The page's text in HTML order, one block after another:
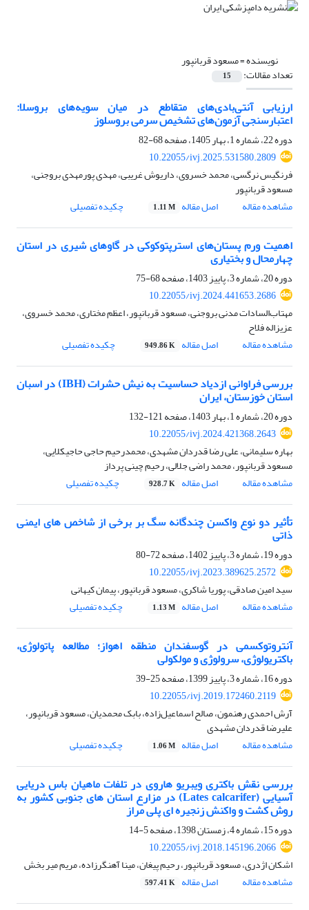
نویسنده =مسعود قربانپور
تعداد مقالات: 15
ارزیابی آنتی‌بادی‌های متقاطع در میان سویه‌های بروسلا:
اعتبارسنجی آزمون‌های تشخیص سرمی بروسلوز
دوره 22، شماره 1، بهار 1405، صفحه
68-82
10.22055/ivj.2025.531580.2809
فرنگیس نرگسی، محمد خسروی، داریوش غریبی، مهدی پورمهدی بروجنی،
مسعود قربانپور
مشاهده مقاله
اصل مقاله 1.11 M چکیده تفصیلی
اهمیت ورم پستان‌های استرپتوکوکی در گاوهای شیری در استان
چهارمحال و بختیاری
دوره 20، شماره 3، پاییز 1403، صفحه
68-75
10.22055/ivj.2024.441653.2686
مهتاب‌السادات مدنی بروجنی، مسعود قربانپور، اعظم مختاری، محمد خسروی،
عزیزاله فلاح
مشاهده مقاله
اصل مقاله 949.86 K چکیده تفصیلی
بررسی فراوانی ازدیاد حساسیت به نیش حشرات (IBH) در اسبان
استان خوزستان، ایران
دوره 20، شماره 1، بهار 1403، صفحه
121-132
10.22055/ivj.2024.421368.2643
بهاره سلیمانی، علی رضا قدردان مشهدی، محمدرحیم حاجی حاجیکلایی،
مسعود قربانپور، محمد راضی جلالی، رحیم چینی پرداز
مشاهده مقاله
اصل مقاله 928.7 K چکیده تفصیلی
تأثیر دو نوع واکسن چندگانه سگ بر برخی از شاخص های ایمنی
ذاتی
دوره 19، شماره 3، پاییز 1402، صفحه
72-80
10.22055/ivj.2023.389625.2572
سید امین صادقی، پوریا شاکری، مسعود قربانپور، پیمان کیهانی
مشاهده مقاله
اصل مقاله 1.13 M چکیده تفصیلی
آنتروتوکسمی در گوسفندان منطقه اهواز؛ مطالعه پاتولوژی،
باکتریولوژی، سرولوژی و مولکولی
دوره 16، شماره 3، پاییز 1399، صفحه
25-39
10.22055/ivj.2019.172460.2119
آرش احمدی رهنمون، صالح اسماعیل‌زاده، بابک محمدیان، مسعود قربانپور،
علیرضا قدردان مشهدی
مشاهده مقاله
اصل مقاله 1.06 M چکیده تفصیلی
بررسی نقش باکتری ویبریو هاروی در تلفات ماهیان باس دریایی
آسیایی (Lates calcarifer) در مزارع استان های جنوبی کشور به
روش کشت و واکنش زنجیره ای پلی مراز
دوره 15، شماره 4، زمستان 1398، صفحه
5-14
10.22055/ivj.2018.145196.2066
اشکان اژدری، مسعود قربانپور، رحیم پیغان، مینا آهنگرزاده، مریم میر بخش
مشاهده مقاله
اصل مقاله 597.41 K